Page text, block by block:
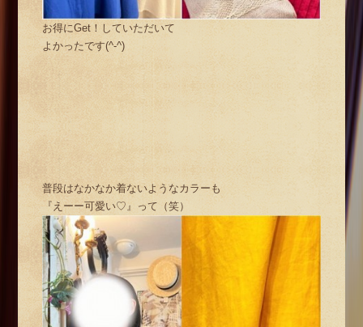
お得にGet！していただいて
よかったです(^-^)
普段はなかなか着ないようなカラーも
『えーー可愛い♡』って（笑）